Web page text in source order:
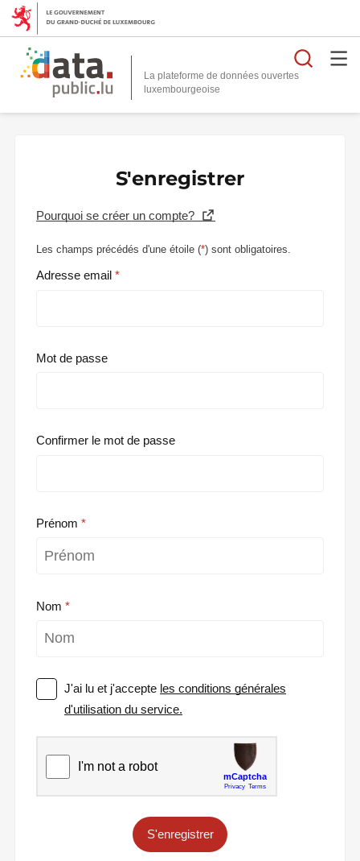
La plateforme de données ouvertes
S'enregistrer
Pourquoi se créer un compte?
Les champs précédés d'une étoile (*) sont obligatoires.
Adresse email
Mot de passe
Confirmer le mot de passe
Prénom
Nom
J'ai lu et j'accepte les conditions générales
d'utilisation du service.
S'enregistrer